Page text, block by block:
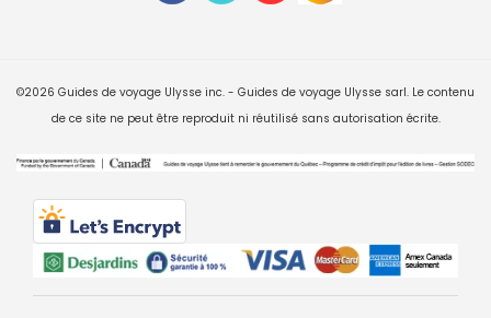
©2026 Guides de voyage Ulysse inc. - Guides de voyage Ulysse sarl. Le contenu
de ce site ne peut être reproduit ni réutilisé sans autorisation écrite.